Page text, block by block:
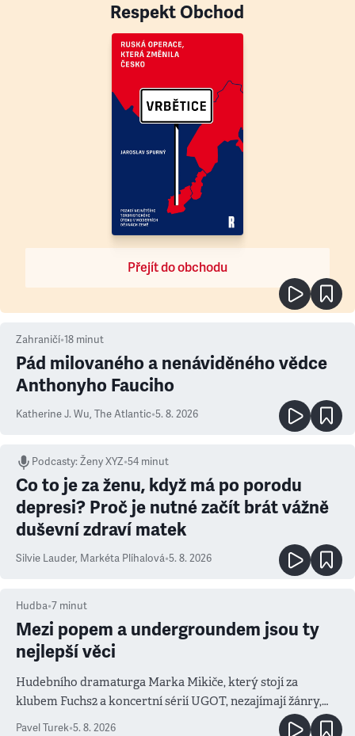
Respekt Obchod
Přejít do obchodu
Zahraničí•18 minut
Pád milovaného a nenáviděného vědce
Anthonyho Fauciho
Katherine J. Wu, The Atlantic•5. 8. 2026
Podcasty:Ženy XYZ•54 minut
Co to je za ženu, když má po porodu
depresi? Proč je nutné začít brát vážně
duševní zdraví matek
Silvie Lauder, Markéta Plíhalová•5. 8. 2026
Hudba•7 minut
Mezi popem a undergroundem jsou ty
nejlepší věci
Hudebního dramaturga Marka Mikiče, který stojí za
klubem Fuchs2 a koncertní sérií UGOT, nezajímají žánry,
ale atmosféra
Pavel Turek•5. 8. 2026